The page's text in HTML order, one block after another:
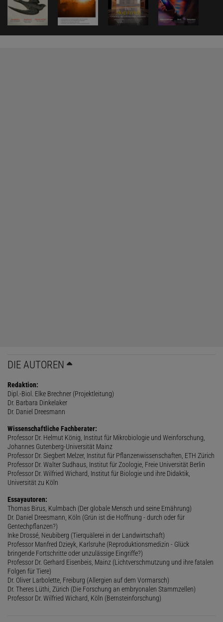
DIE AUTOREN
Redaktion:
Dipl.-Biol. Elke Brechner (Projektleitung)
Dr. Barbara Dinkelaker
Dr. Daniel Dreesmann
Wissenschaftliche Fachberater:
Professor Dr. Helmut König, Institut für Mikrobiologie und Weinforschung,
Johannes Gutenberg-Universität Mainz
Professor Dr. Siegbert Melzer, Institut für Pflanzenwissenschaften, ETH Zürich
Professor Dr. Walter Sudhaus, Institut für Zoologie, Freie Universität Berlin
Professor Dr. Wilfried Wichard, Institut für Biologie und ihre Didaktik,
Universität zu Köln
Essayautoren:
Thomas Birus, Kulmbach (Der globale Mensch und seine Ernährung)
Dr. Daniel Dreesmann, Köln (Grün ist die Hoffnung - durch oder für
Gentechpflanzen?)
Inke Drossé, Neubiberg (Tierquälerei in der Landwirtschaft)
Professor Manfred Dzieyk, Karlsruhe (Reproduktionsmedizin - Glück
bringende Fortschritte oder unzulässige Eingriffe?)
Professor Dr. Gerhard Eisenbeis, Mainz (Lichtverschmutzung und ihre fatalen
Folgen für Tiere)
Dr. Oliver Larbolette, Freiburg (Allergien auf dem Vormarsch)
Dr. Theres Lüthi, Zürich (Die Forschung an embryonalen Stammzellen)
Professor Dr. Wilfried Wichard, Köln (Bernsteinforschung)